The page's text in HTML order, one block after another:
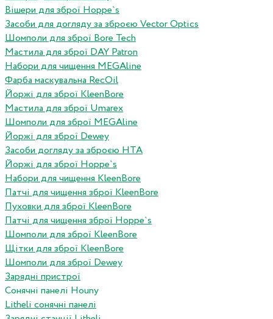
Вішери для зброї Hoppe`s
Засоби для догляду за зброєю Vector Optics
Шомполи для зброї Bore Tech
Мастила для зброї DAY Patron
Набори для чищення MEGAline
Фарба маскувальна RecOil
Йоржі для зброї KleenBore
Мастила для зброї Umarex
Шомполи для зброї MEGAline
Йоржі для зброї Dewey
Засоби догляду за зброєю HTA
Йоржі для зброї Hoppe`s
Набори для чищення KleenBore
Патчі для чищення зброї KleenBore
Пуховки для зброї KleenBore
Патчі для чищення зброї Hoppe`s
Шомполи для зброї KleenBore
Щітки для зброї KleenBore
Шомполи для зброї Dewey
Зарядні пристрої
Сонячні панелі Houny
Litheli сонячні панелі